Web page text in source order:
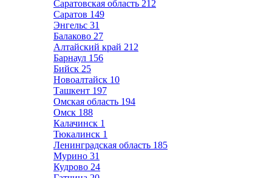
Саратовская область 212
Саратов 149
Энгельс 31
Балаково 27
Алтайский край 212
Барнаул 156
Бийск 25
Новоалтайск 10
Ташкент 197
Омская область 194
Омск 188
Калачинск 1
Тюкалинск 1
Ленинградская область 185
Мурино 31
Кудрово 24